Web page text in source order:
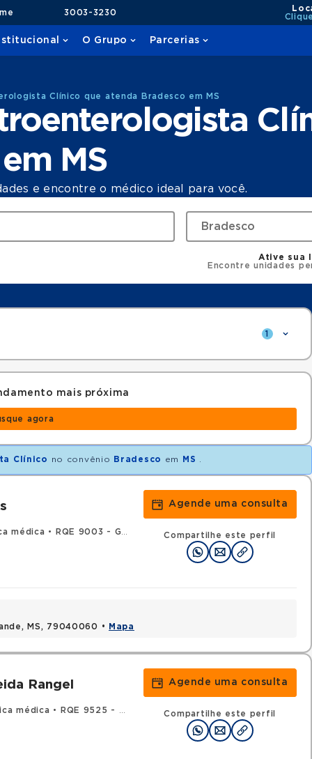
3003-3230
O Grupo Parcerias
Clínico que atenda Bradesco em MS
MS
e encontre o médico ideal para você.
Ative sua
Encontre unidades
1
mais próxima
agora
Clínico no convênio Bradesco em MS
médica • RQE 9003 - Gastroenterologia
Agende uma consulta
Compartilhe este perfil
MS, 79040060 • Mapa
Rangel
médica • RQE 9525 - Gastroenterologia • RQE 52986 -
Agende uma consulta
Compartilhe este perfil